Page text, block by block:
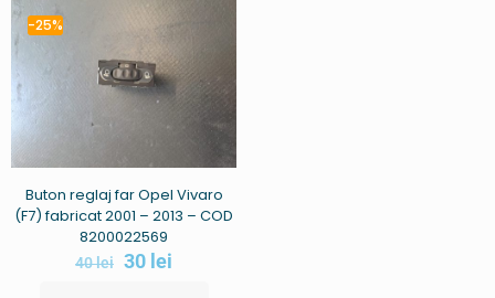
-25%
Buton reglaj far Opel Vivaro
(F7) fabricat 2001 – 2013 – COD
8200022569
40lei 30 lei